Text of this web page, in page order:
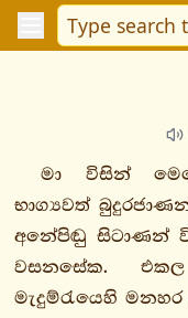
ඛුද්දකනිකාය
මා විසින්
භාග්‍යවත්
අනේපිඬු සිටාණන්
වසනසේක.
මැදුම්රැයෙහි